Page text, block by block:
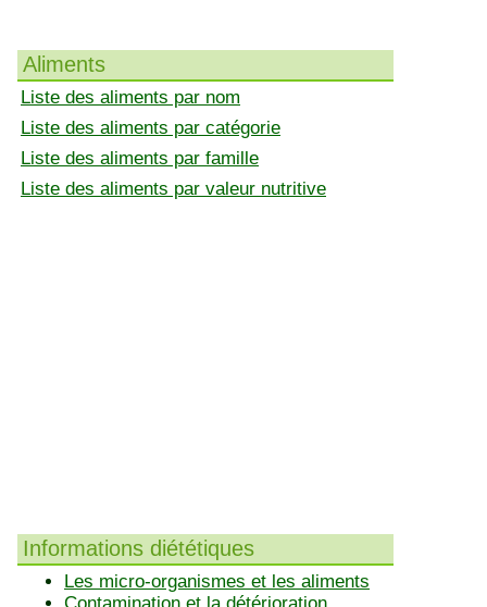
Aliments
Liste des aliments par nom
Liste des aliments par catégorie
Liste des aliments par famille
Liste des aliments par valeur nutritive
Informations diététiques
Les micro-organismes et les aliments